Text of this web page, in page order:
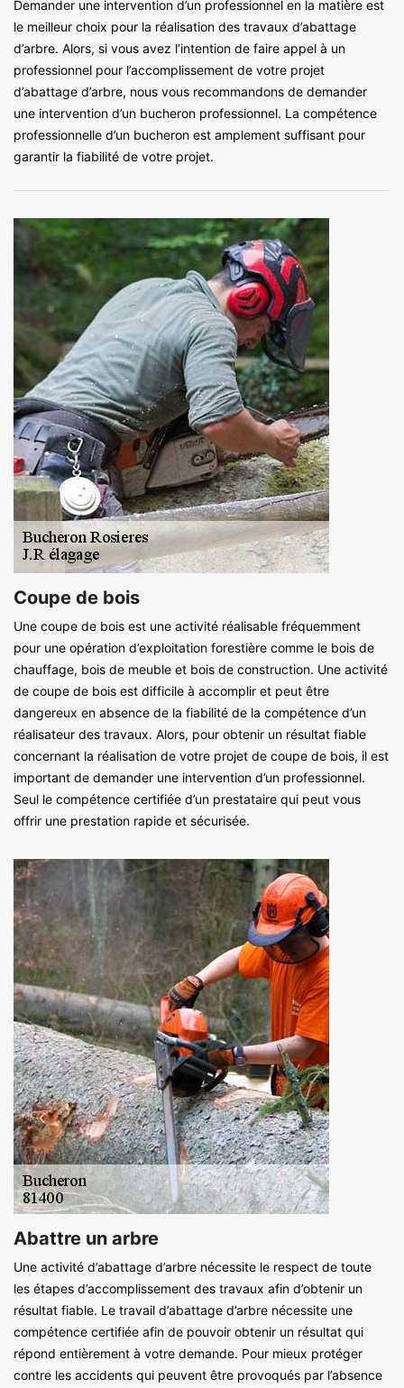
Demander une intervention d’un professionnel en la matière est
le meilleur choix pour la réalisation des travaux d’abattage
d’arbre. Alors, si vous avez l’intention de faire appel à un
professionnel pour l’accomplissement de votre projet
d’abattage d’arbre, nous vous recommandons de demander
une intervention d’un bucheron professionnel. La compétence
professionnelle d’un bucheron est amplement suffisant pour
garantir la fiabilité de votre projet.
Coupe de bois
Une coupe de bois est une activité réalisable fréquemment
pour une opération d’exploitation forestière comme le bois de
chauffage, bois de meuble et bois de construction. Une activité
de coupe de bois est difficile à accomplir et peut être
dangereux en absence de la fiabilité de la compétence d’un
réalisateur des travaux. Alors, pour obtenir un résultat fiable
concernant la réalisation de votre projet de coupe de bois, il est
important de demander une intervention d’un professionnel.
Seul le compétence certifiée d’un prestataire qui peut vous
offrir une prestation rapide et sécurisée.
Abattre un arbre
Une activité d’abattage d’arbre nécessite le respect de toute
les étapes d’accomplissement des travaux afin d’obtenir un
résultat fiable. Le travail d’abattage d’arbre nécessite une
compétence certifiée afin de pouvoir obtenir un résultat qui
répond entièrement à votre demande. Pour mieux protéger
contre les accidents qui peuvent être provoqués par l’absence